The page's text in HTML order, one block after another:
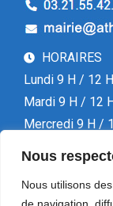
Nous
Nous utilisons
HORAIRES
Lundi 9 H / 12
Mardi 9 H / 12
Mercredi 9 H /
Vendredi 13 H